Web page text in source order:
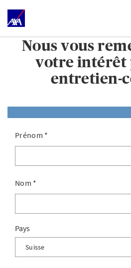
Nous vous
votre intérêt
entretien-
Prénom *
Nom *
Pays